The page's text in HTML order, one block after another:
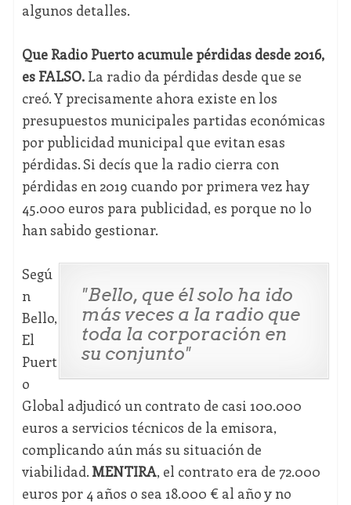
algunos detalles.
Que Radio Puerto acumule pérdidas desde 2016,
es FALSO.La radio da pérdidas desde que se
creó. Y precisamente ahora existe en los
presupuestos municipales partidas económicas
por publicidad municipal que evitan esas
pérdidas. Si decís que la radio cierra con
pérdidas en 2019 cuando por primera vez hay
45.000 euros para publicidad, es porque no lo
han sabido gestionar.
"Bello, que él solo ha ido
más veces a la radio que
toda la corporación en
su conjunto"
Segú
n
Bello,
El
Puert
o
Global adjudicó un contrato de casi 100.000
euros a servicios técnicos de la emisora,
complicando aún más su situación de
viabilidad. MENTIRA, el contrato era de 72.000
euros por 4 años o sea 18.000 € al año y no